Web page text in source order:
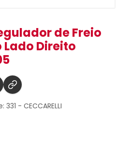
de Freio
Direito
- CECCARELLI